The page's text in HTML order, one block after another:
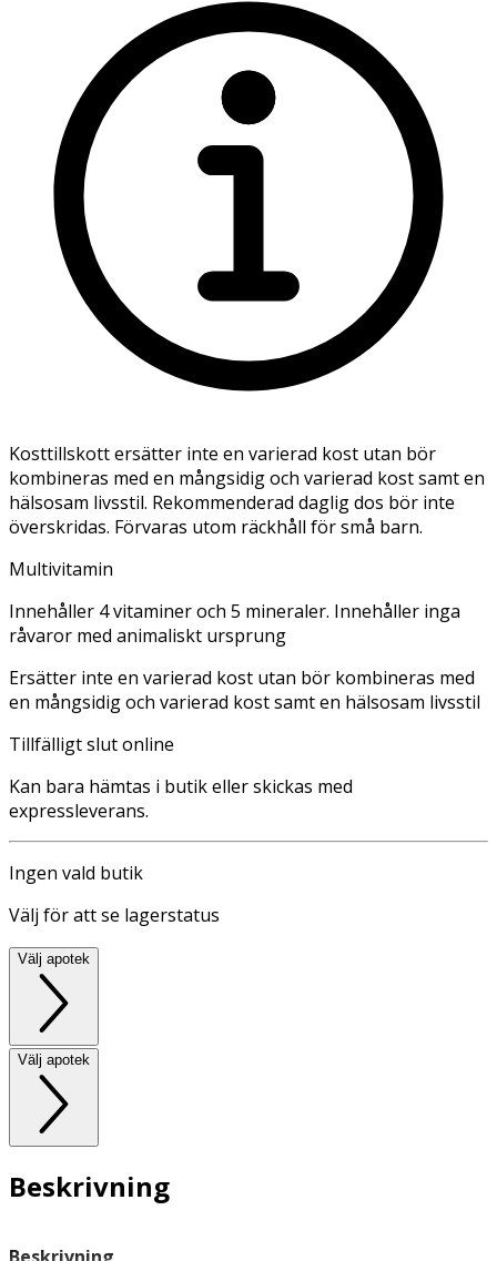
Kosttillskott ersätter inte en varierad kost utan bör
kombineras med en mångsidig och varierad kost samt en
hälsosam livsstil. Rekommenderad daglig dos bör inte
överskridas. Förvaras utom räckhåll för små barn.
Multivitamin
Innehåller 4 vitaminer och 5 mineraler. Innehåller inga
råvaror med animaliskt ursprung
Ersätter inte en varierad kost utan bör kombineras med
en mångsidig och varierad kost samt en hälsosam livsstil
Tillfälligt slut online
Kan bara hämtas i butik eller skickas med
expressleverans.
Ingen vald butik
Välj för att se lagerstatus
Välj apotek
Välj apotek
Beskrivning